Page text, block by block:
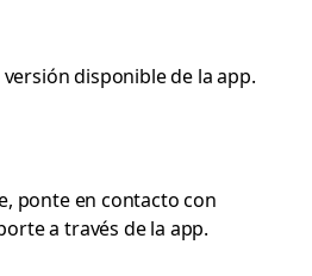
disponible de la app.
ponte en contacto con
a través de la app.